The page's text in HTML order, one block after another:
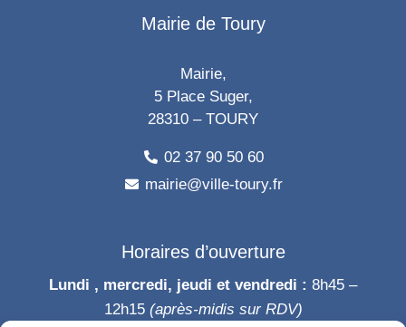
Mairie de Toury
Mairie,
5 Place Suger,
28310 – TOURY
02 37 90 50 60
mairie@ville-toury.fr
Horaires d’ouverture
Lundi , mercredi, jeudi et vendredi : 8h45 –
12h15 (après-midis sur RDV)